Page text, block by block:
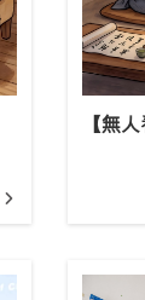
【無